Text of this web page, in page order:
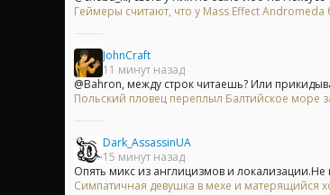
Геймеры считают, что у Mass Effect
JohnCraft
11 минут назад
@Bahron, между строк читаешь? Или
Польский пловец переплыл Балтийское море
Dark_AssassinUA
15 минут назад
Опять микс из англицизмов и
Симпатичная девушка в мехе и матерящийся